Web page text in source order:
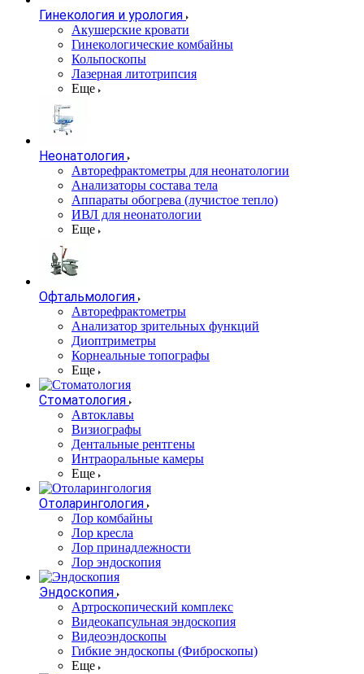
Гинекология и урология
Акушерские кровати
Гинекологические комбайны
Кольпоскопы
Лазерная литотрипсия
Еще
Неонатология
Авторефрактометры для неонатологии
Анализаторы состава тела
Аппараты обогрева (лучистое тепло)
ИВЛ для неонатологии
Еще
Офтальмология
Авторефрактометры
Анализатор зрительных функций
Диоптриметры
Корнеальные топографы
Еще
Стоматология
Автоклавы
Визиографы
Дентальные рентгены
Интраоральные камеры
Еще
Отоларингология
Лор комбайны
Лор кресла
Лор принадлежности
Лор эндоскопия
Эндоскопия
Артроскопический комплекс
Видеокапсульная эндоскопия
Видеоэндоскопы
Гибкие эндоскопы (Фиброcкопы)
Еще